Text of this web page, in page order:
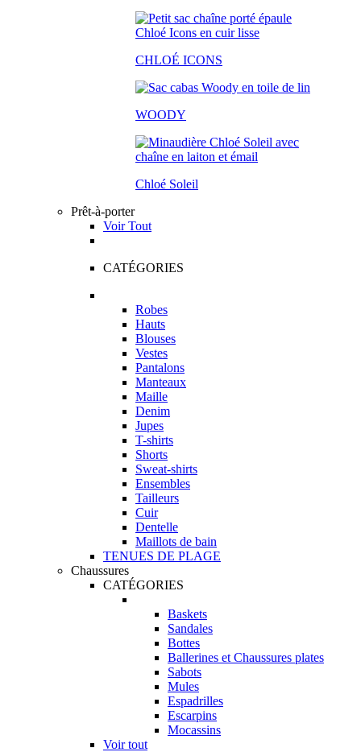
CHLOÉ ICONS
WOODY
Chloé Soleil
Prêt-à-porter
Voir Tout
CATÉGORIES
Robes
Hauts
Blouses
Vestes
Pantalons
Manteaux
Maille
Denim
Jupes
T-shirts
Shorts
Sweat-shirts
Ensembles
Tailleurs
Cuir
Dentelle
Maillots de bain
TENUES DE PLAGE
Chaussures
CATÉGORIES
Baskets
Sandales
Bottes
Ballerines et Chaussures plates
Sabots
Mules
Espadrilles
Escarpins
Mocassins
Voir tout